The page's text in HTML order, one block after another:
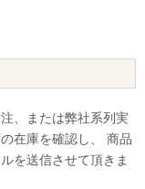
、または弊社系列実
在庫を確認し、 商品
を送信させて頂きま